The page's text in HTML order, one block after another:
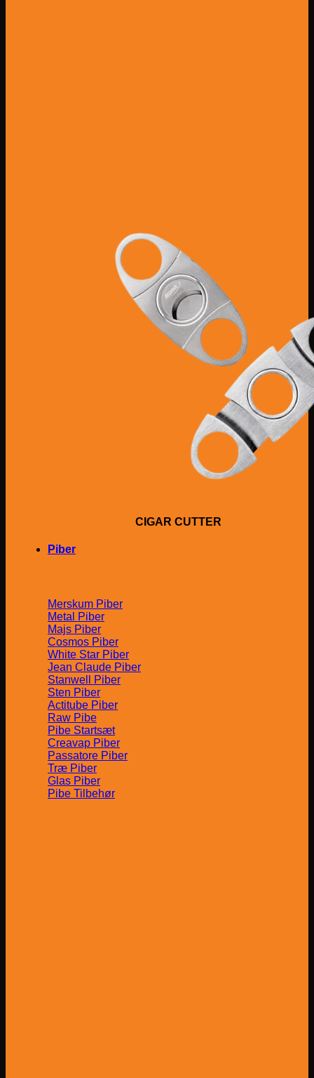
CIGAR CUTTER
Piber
Merskum Piber
Metal Piber
Majs Piber
Cosmos Piber
White Star Piber
Jean Claude Piber
Stanwell Piber
Sten Piber
Actitube Piber
Raw Pibe
Pibe Startsæt
Creavap Piber
Passatore Piber
Træ Piber
Glas Piber
Pibe Tilbehør